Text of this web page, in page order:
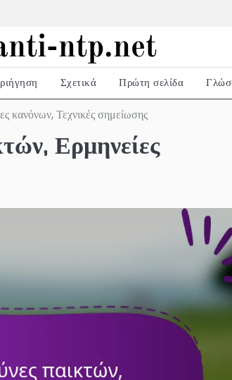
ntp.net
Σχετικά Πρώτη σελίδα
κανόνων, Τεχνικές σημείωσης
Ερμηνείες